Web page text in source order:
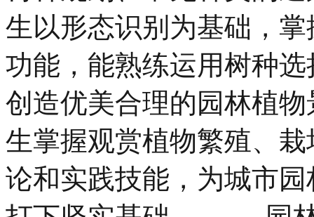
生以形态识别为基础，
功能，能熟练运用树种
创造优美合理的园林植
生掌握观赏植物繁殖、
论和实践技能，为城市